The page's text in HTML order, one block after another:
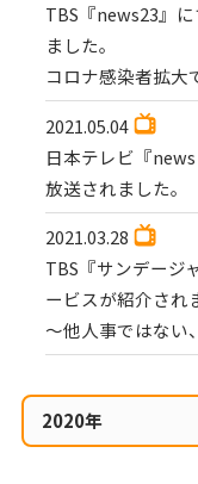
TBS『news23』
ました。
コロナ感染者拡大
2021.05.04
日本テレビ『
放送されました。
2021.03.28
TBS『サンデージ
ービスが紹介され
〜他人事ではない
2020年